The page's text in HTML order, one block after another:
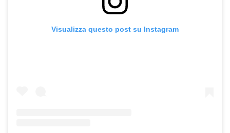
Visualizza questo post su Instagram